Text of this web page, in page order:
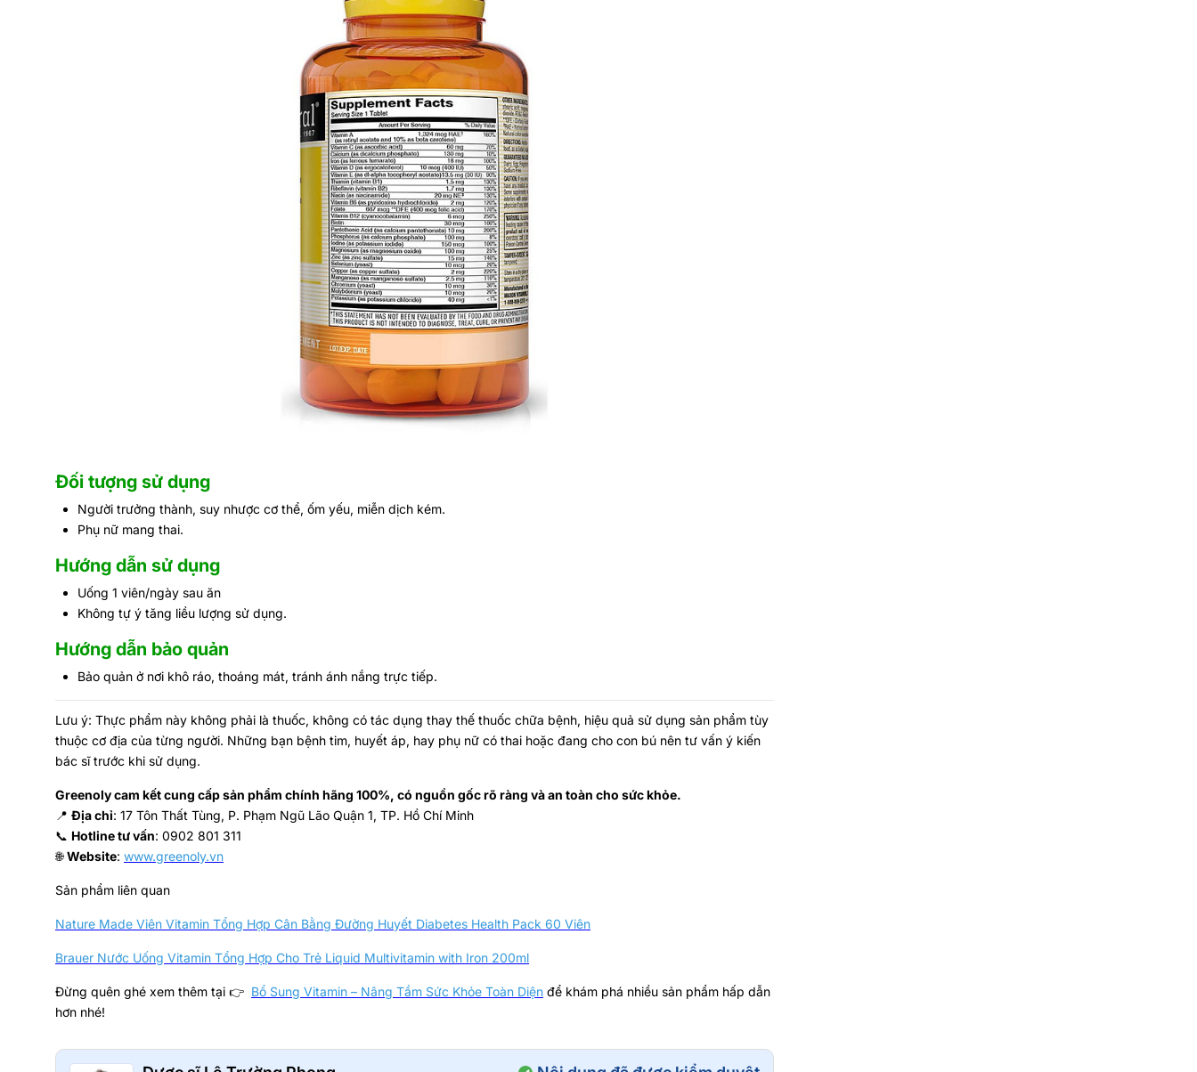
Đối tượng sử dụng
Người trưởng thành, suy nhược cơ thể, ốm yếu, miễn dịch kém.
Phụ nữ mang thai.
Hướng dẫn sử dụng
Uống 1 viên/ngày sau ăn
Không tự ý tăng liều lượng sử dụng.
Hướng dẫn bảo quản
Bảo quản ở nơi khô ráo, thoáng mát, tránh ánh nắng trực tiếp.
Lưu ý: Thực phẩm này không phải là thuốc, không có tác dụng thay thế thuốc chữa bệnh, hiệu quả sử dụng sản phẩm tùy
thuộc cơ địa của từng người. Những bạn bệnh tim, huyết áp, hay phụ nữ có thai hoặc đang cho con bú nên tư vấn ý kiến
bác sĩ trước khi sử dụng.
Greenoly cam kết cung cấp sản phẩm chính hãng 100%, có nguồn gốc rõ ràng và an toàn cho sức khỏe.
📍 Địa chỉ: 17 Tôn Thất Tùng, P. Phạm Ngũ Lão Quận 1, TP. Hồ Chí Minh
📞 Hotline tư vấn: 0902 801 311
🌐Website: www.greenoly.vn
Sản phẩm liên quan
Nature Made Viên Vitamin Tổng Hợp Cân Bằng Đường Huyết Diabetes Health Pack 60 Viên
Brauer Nước Uống Vitamin Tổng Hợp Cho Trẻ Liquid Multivitamin with Iron 200ml
Đừng quên ghé xem thêm tại 👉 Bổ Sung Vitamin – Nâng Tầm Sức Khỏe Toàn Diện để khám phá nhiều sản phẩm hấp dẫn
hơn nhé!